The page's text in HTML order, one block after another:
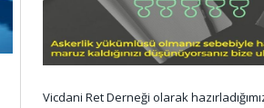
Vicdani Ret Derneği olarak